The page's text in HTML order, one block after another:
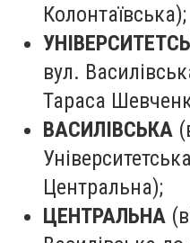
Колонтаївська);
вул.
Тараса
ВАСИЛІВСЬКА
Центральна);
ЦЕНТРАЛЬНА